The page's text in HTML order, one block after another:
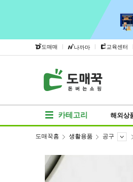
도매매 | 나까마 | 교육센터
카테고리 해외상
도매꾹홈 생활용품 공구